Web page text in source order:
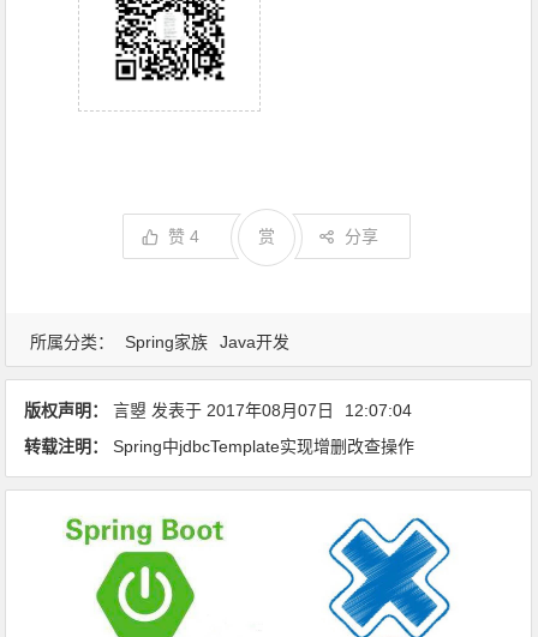
赞4 分享
赏
所属分类： Spring家族 Java开发
版权声明： 言曌 发表于2017年08月07日
12:07:04
转载注明：
Spring中jdbcTemplate实现增删改查操作